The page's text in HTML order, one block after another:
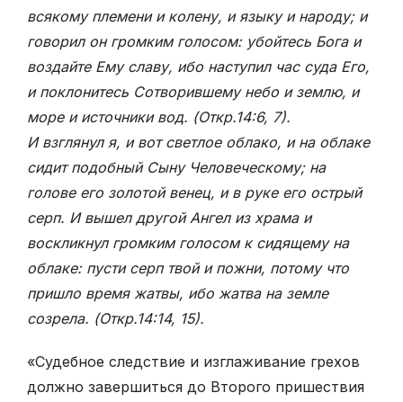
всякому племени и колену, и языку и народу; и
говорил он громким голосом: убойтесь Бога и
воздайте Ему славу, ибо наступил час суда Его,
и поклонитесь Сотворившему небо и землю, и
море и источники вод. (Откр.14:6, 7).
И взглянул я, и вот светлое облако, и на облаке
сидит подобный Сыну Человеческому; на
голове его золотой венец, и в руке его острый
серп. И вышел другой Ангел из храма и
воскликнул громким голосом к сидящему на
облаке: пусти серп твой и пожни, потому что
пришло время жатвы, ибо жатва на земле
созрела. (Откр.14:14, 15).
«Судебное следствие и изглаживание грехов
должно завершиться до Второго пришествия